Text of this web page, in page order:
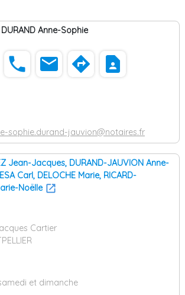
DURAND Anne-Sophie
phone email directions contact_page
sophie.durand-jauvion@notaires.fr
Jean-Jacques, DURAND-JAUVION Anne-
Carl, DELOCHE Marie, RICARD-
Noëlle
Cartier
et dimanche